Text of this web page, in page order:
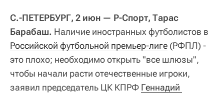
С.-ПЕТЕРБУРГ, 2 июн — Р-Спорт, Тарас
Барабаш. Наличие иностранных футболистов в
Российской футбольной премьер-лиге (РФПЛ) -
это плохо; необходимо открыть "все шлюзы",
чтобы начали расти отечественные игроки,
заявил председатель ЦК КПРФ Геннадий